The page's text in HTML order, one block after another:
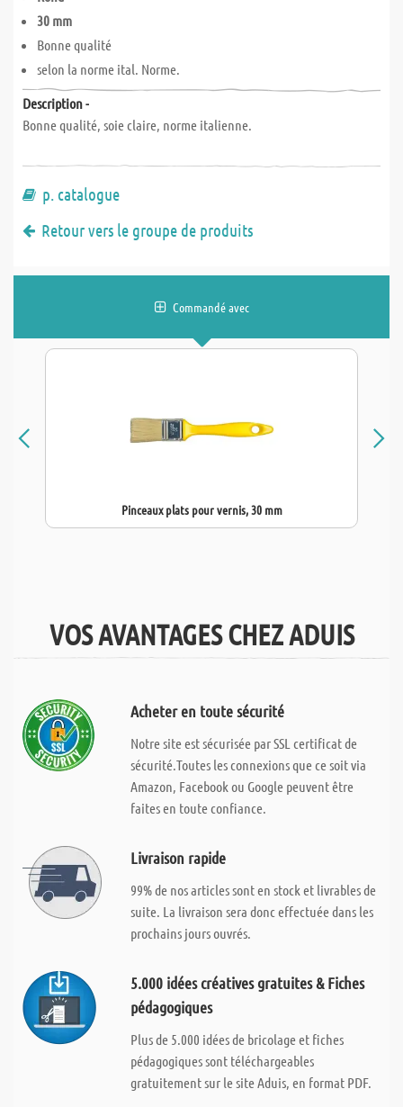
30 mm
Bonne qualité
selon la norme ital. Norme.
Description -
Bonne qualité, soie claire, norme italienne.
p. catalogue
Retour vers le groupe de produits
Commandé avec
Pinceaux plats pour vernis, 30 mm
VOS AVANTAGES CHEZ ADUIS
Acheter en toute sécurité
Notre site est sécurisée par SSL certificat de
sécurité.Toutes les connexions que ce soit via
Amazon, Facebook ou Google peuvent être
faites en toute confiance.
Livraison rapide
99% de nos articles sont en stock et livrables de
suite. La livraison sera donc effectuée dans les
prochains jours ouvrés.
5.000 idées créatives gratuites & Fiches
pédagogiques
Plus de 5.000 idées de bricolage et fiches
pédagogiques sont téléchargeables
gratuitement sur le site Aduis, en format PDF.